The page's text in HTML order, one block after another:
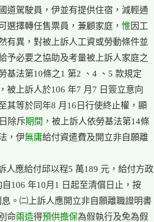
道駕駛員，伊並有提供住宿，減輕通
選擇轉任售票員，兼顧家庭，
惟因工
有異，對被上訴人工資或勞動條件並
予必要之協助及考量被上訴人家庭之
基法第10條之1 第2 、4 、5 款規定
被上訴人於106 年7 月7 日簽立意向
其等於同年8 月16日行使終止權，顯
除斥
期間 ，被上訴人依勞基法第14條
，伊無庸給付資遣費及開立非自願離
人應給付邱以程5 萬189 元，給付方政
自106 年10月1 日起至清償日止，按
息。㈡上訴人應開立非自願離職證明書
命
兩造得預供擔保為假執行及免為假